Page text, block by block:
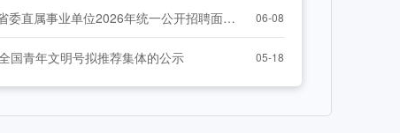
共青团湖北省委直属事业单位2026年统一公开招聘面试公告 06-08
国青年文明号拟推荐集体的公示 05-18